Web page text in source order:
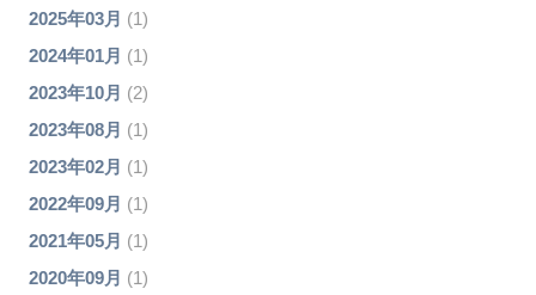
2025年03月 (1)
2024年01月 (1)
2023年10月 (2)
2023年08月 (1)
2023年02月 (1)
2022年09月 (1)
2021年05月 (1)
2020年09月 (1)